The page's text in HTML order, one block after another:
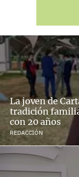
La joven de
tradición
con 20 años
REDACCIÓN